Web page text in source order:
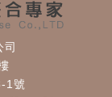
1號